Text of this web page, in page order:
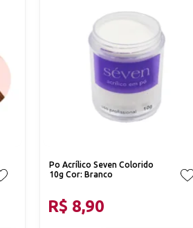
Po Acrílico Seven Colorido
10g Cor: Branco
R$ 8,90